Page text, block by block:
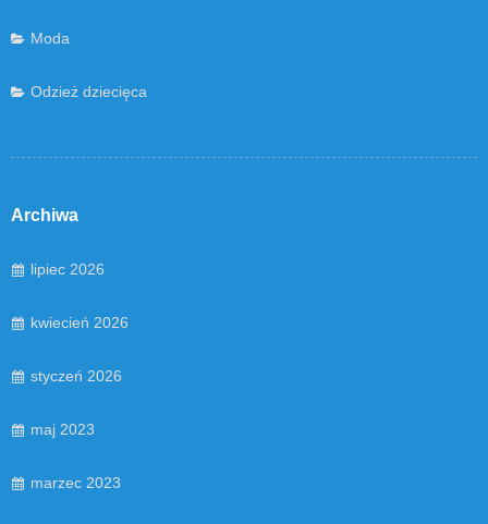
Moda
Odzież dziecięca
Archiwa
lipiec 2026
kwiecień 2026
styczeń 2026
maj 2023
marzec 2023